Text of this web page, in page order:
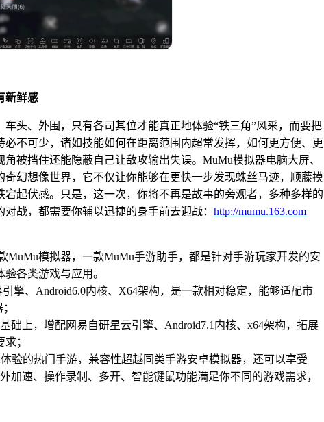
新鲜感
头、外围，只有各司其位才能真正地体验“铁三角”风采，而要把
不可少，诸如技能如何在距离范围内超常发挥，如何更方便、更
被挡住还能隐蔽自己让敌攻输出失误。MuMu模拟器电脑大屏、
奇幻想像世界，它不仅让你能够在更快一步发现蛛丝马迹，顺藤摸
起伏感。只是，这一次，你将不再是故事的旁观者，多种多样的
战，都需要你辅以迅捷的身手前去迎战： http://mumu.163.com
MuMu模拟器，一款MuMu手游助手，都是针对手游玩家开发的安
各类游戏与应用。
擎、Android6.0内核、X64架构，是一款相对稳定，能够适配市
础上，增配网易自研星云引擎、Android7.1内核、x64架构，拓展
；
的热门手游，兼容性超越同类手游安卓模拟器，还可以享受
加速、操作录制、多开、智能键鼠功能满足你不同的游戏需求，